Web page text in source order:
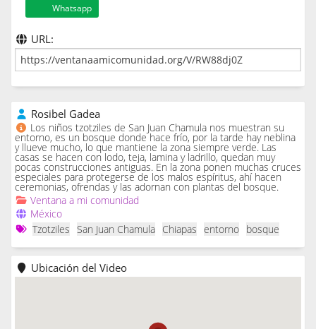
Whatsapp
URL:
Rosibel Gadea
Los niños tzotziles de San Juan Chamula nos muestran su
entorno, es un bosque donde hace frío, por la tarde hay neblina
y llueve mucho, lo que mantiene la zona siempre verde. Las
casas se hacen con lodo, teja, lamina y ladrillo, quedan muy
pocas construcciones antiguas. En la zona ponen muchas cruces
especiales para protegerse de los malos espíritus, ahí hacen
ceremonias, ofrendas y las adornan con plantas del bosque.
Ventana a mi comunidad
México
Tzotziles
San Juan Chamula Chiapas entorno bosque
Ubicación del Video